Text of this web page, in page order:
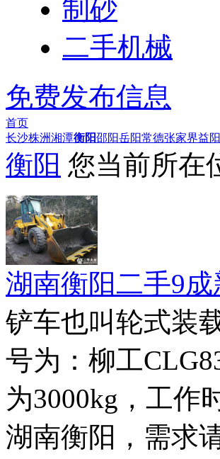
制砂
二手机械
免费发布信息
首页
长沙株洲湘潭衡阳邵阳岳阳常德张家界益阳
衡阳 您当前所在
湖南衡阳二手9
铲车也叫轮式装
号为：柳工
为3000kg，工作
湖南衡阳，需求